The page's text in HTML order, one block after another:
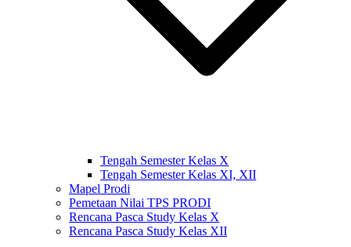
Tengah Semester Kelas X
Tengah Semester Kelas XI, XII
Mapel Prodi
Pemetaan Nilai TPS PRODI
Rencana Pasca Study Kelas X
Rencana Pasca Study Kelas XII